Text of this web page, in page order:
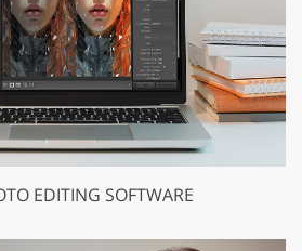
EDITING SOFTWARE